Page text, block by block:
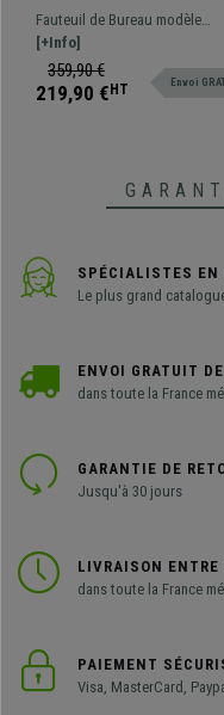
résistant jusqu'à 150kg!!
Grande qualité, fabriqué en
acier et cuir, Marron
Fauteuil de Bureau modèle
KANSAS Grande résistance
jusqu'à 150kg! Un design qui
impressionne et un confort
[+Info]
359,90 €
219,90 € HT Envoi
SPÉCIALISTES EN
Le plus grand
ENVOI GRATUIT
dans toute la France
GARANTIE DE
Jusqu'à 30 jours
LIVRAISON ENTRE
dans toute la France
PAIEMENT
Visa, MasterCard,